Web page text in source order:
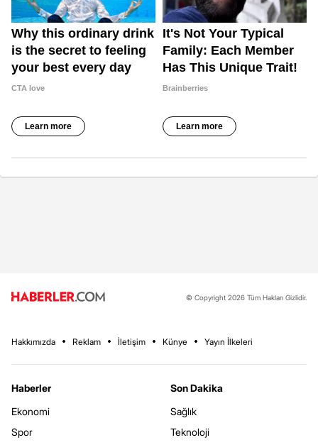
© Copyright 2026 Tüm Hakları Gizlidir.
Hakkımızda Reklam İletişim Künye Yayın İlkeleri
Haberler
Ekonomi
Spor
Son Dakika
Sağlık
Teknoloji